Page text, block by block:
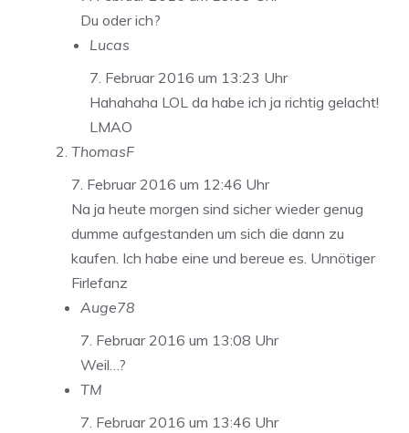
Du oder ich?
Lucas
7. Februar 2016 um 13:23 Uhr
Hahahaha LOL da habe ich ja richtig gelacht!
LMAO
ThomasF
7. Februar 2016 um 12:46 Uhr
Na ja heute morgen sind sicher wieder genug
dumme aufgestanden um sich die dann zu
kaufen. Ich habe eine und bereue es. Unnötiger
Firlefanz
Auge78
7. Februar 2016 um 13:08 Uhr
Weil…?
TM
7. Februar 2016 um 13:46 Uhr